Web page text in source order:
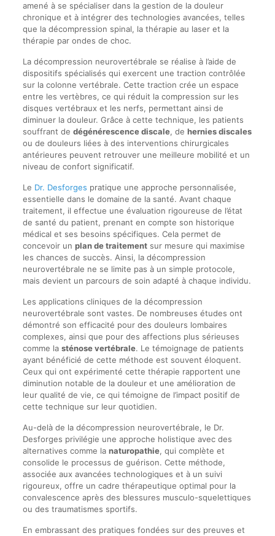
amené à se spécialiser dans la gestion de la douleur
chronique et à intégrer des technologies avancées, telles
que la décompression spinal, la thérapie au laser et la
thérapie par ondes de choc.
La décompression neurovertébrale se réalise à l’aide de
dispositifs spécialisés qui exercent une traction contrôlée
sur la colonne vertébrale. Cette traction crée un espace
entre les vertèbres, ce qui réduit la compression sur les
disques vertébraux et les nerfs, permettant ainsi de
diminuer la douleur. Grâce à cette technique, les patients
souffrant de dégénérescence discale, de hernies discales
ou de douleurs liées à des interventions chirurgicales
antérieures peuvent retrouver une meilleure mobilité et un
niveau de confort significatif.
Le Dr. Desforges pratique une approche personnalisée,
essentielle dans le domaine de la santé. Avant chaque
traitement, il effectue une évaluation rigoureuse de l’état
de santé du patient, prenant en compte son historique
médical et ses besoins spécifiques. Cela permet de
concevoir un plan de traitementsur mesure qui maximise
les chances de succès. Ainsi, la décompression
neurovertébrale ne se limite pas à un simple protocole,
mais devient un parcours de soin adapté à chaque individu.
Les applications cliniques de la décompression
neurovertébrale sont vastes. De nombreuses études ont
démontré son efficacité pour des douleurs lombaires
complexes, ainsi que pour des affections plus sérieuses
comme la sténose vertébrale. Le témoignage de patients
ayant bénéficié de cette méthode est souvent éloquent.
Ceux qui ont expérimenté cette thérapie rapportent une
diminution notable de la douleur et une amélioration de
leur qualité de vie, ce qui témoigne de l’impact positif de
cette technique sur leur quotidien.
Au-delà de la décompression neurovertébrale, le Dr.
Desforges privilégie une approche holistique avec des
alternatives comme la naturopathie, qui complète et
consolide le processus de guérison. Cette méthode,
associée aux avancées technologiques et à un suivi
rigoureux, offre un cadre thérapeutique optimal pour la
convalescence après des blessures musculo-squelettiques
ou des traumatismes sportifs.
En embrassant des pratiques fondées sur des preuves et